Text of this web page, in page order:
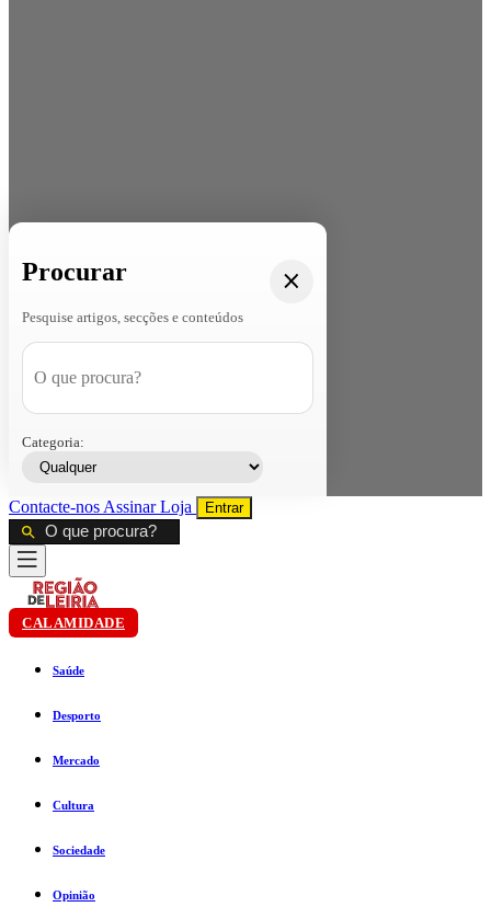
Procurar
Pesquise artigos, secções e conteúdos
Categoria:
Contacte-nos AssinarLoja Entrar
CALAMIDADE
Saúde
Desporto
Mercado
Cultura
Sociedade
Opinião